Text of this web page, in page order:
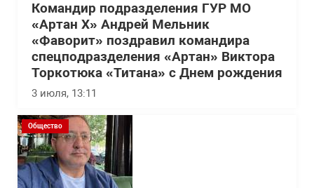
Командир подразделения ГУР МО
«Артан Х» Андрей Мельник
«Фаворит» поздравил командира
спецподразделения «Артан» Виктора
Торкотюка «Титана» с Днем рождения
3 июля, 13:11
Общество